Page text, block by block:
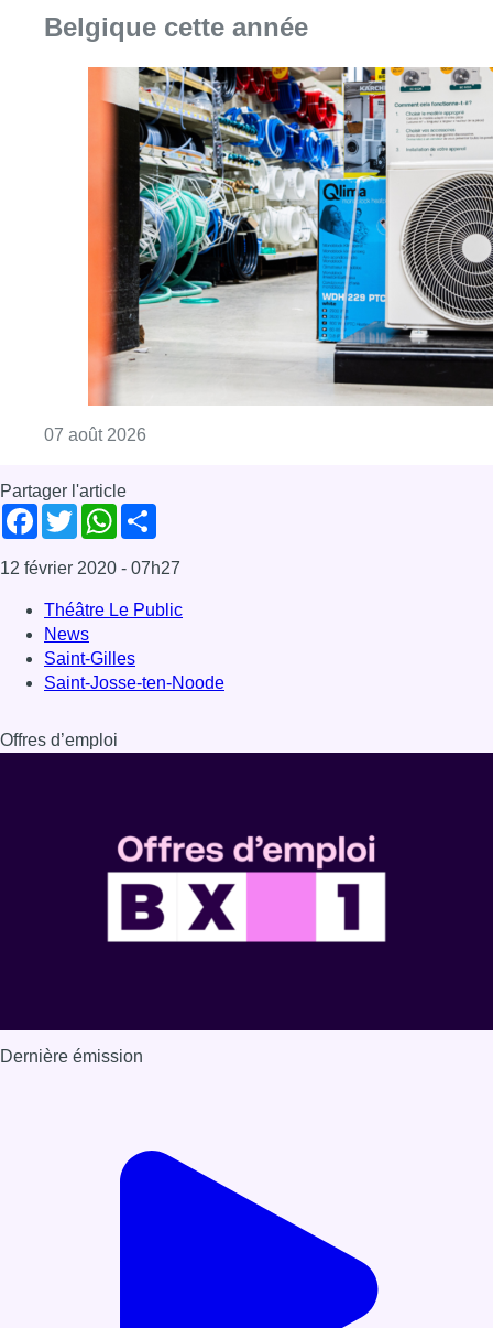
Belgique cette année
07 août 2026
Partager l'article
Facebook
TwitterWhatsApp
12 février 2020 - 07h27
Théâtre Le Public
News
Saint-Gilles
Saint-Josse-ten-Noode
Offres d’emploi
Dernière émission